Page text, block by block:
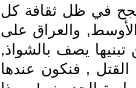
في ظل ثقافة كل
والعراق على
يصف بالشواذ,
, فنكون عندها